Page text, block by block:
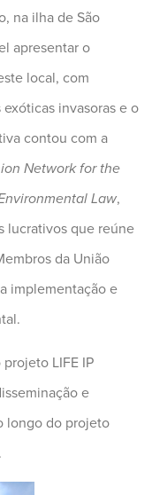
na ilha de São
apresentar o
local, com
invasoras e o
contou com a
Network for the
Law,
lucrativos que reúne
da União
implementação e
LIFE IP
e
longo do projeto